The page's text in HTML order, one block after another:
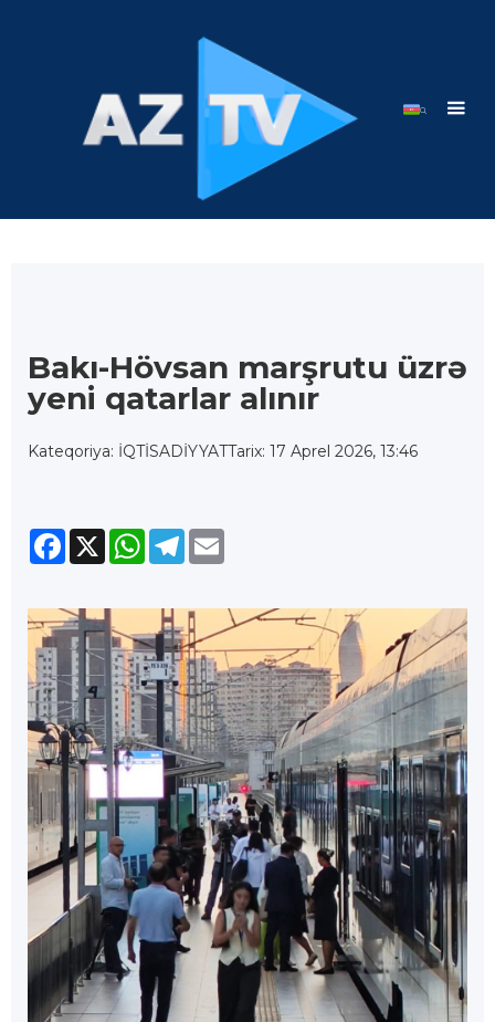
Bakı-Hövsan marşrutu üzrə
yeni qatarlar alınır
Kateqoriya: İQTİSADİYYATTarix: 17 Aprel 2026, 13:46
Facebook
X WhatsApp
Telegram